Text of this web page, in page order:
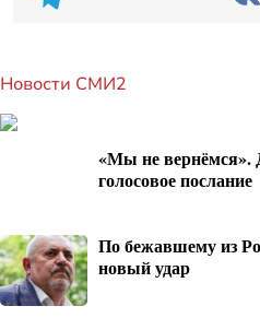
Новости СМИ2
«Мы не вернёмся».
голосовое послание
По бежавшему из
новый удар